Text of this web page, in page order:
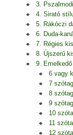
3.
4. Sirató
5. Rákóczi
6. Duda-
7. Régies
8. Újszerű
9.
6 vagy
7
8
9
10
11
12